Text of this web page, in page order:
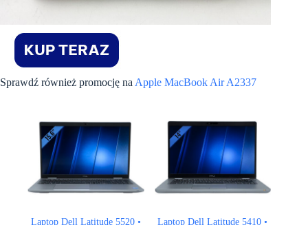
Sprawdź również promocję na Apple MacBook Air A2337
Laptop Dell Latitude 5520 •
Laptop Dell Latitude 5410 •